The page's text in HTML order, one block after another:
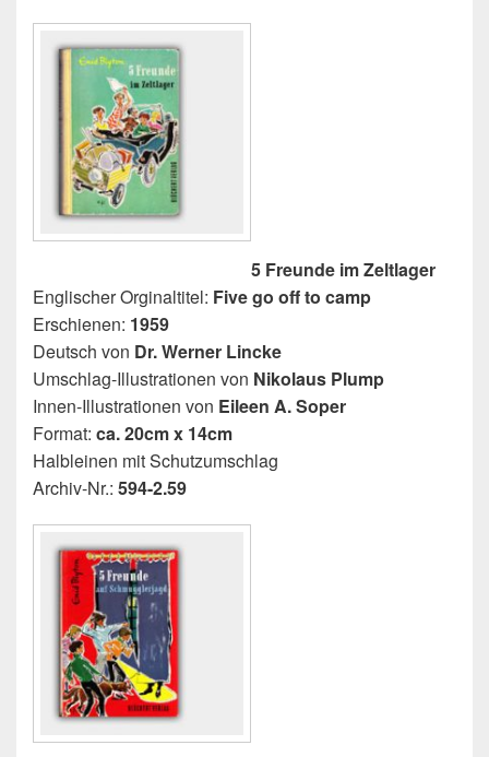
5 Freunde im Zeltlager
Englischer Orginaltitel: Five go off to camp
Erschienen: 1959
Deutsch von Dr. Werner Lincke
Umschlag-Illustrationen von Nikolaus Plump
Innen-Illustrationen von Eileen A. Soper
Format: ca. 20cm x 14cm
Halbleinen mit Schutzumschlag
Archiv-Nr.: 594-2.59